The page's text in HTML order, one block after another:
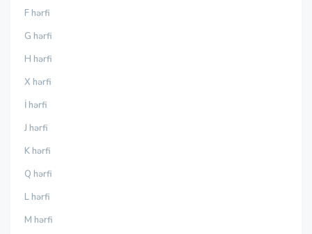
F hərfi
G hərfi
H hərfi
X hərfi
İ hərfi
J hərfi
K hərfi
Q hərfi
L hərfi
M hərfi